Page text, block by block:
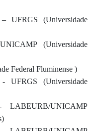
UFRGS (Universidade
(Universidade
Federal Fluminense )
UFRGS (Universidade
LABEURB/UNICAMP